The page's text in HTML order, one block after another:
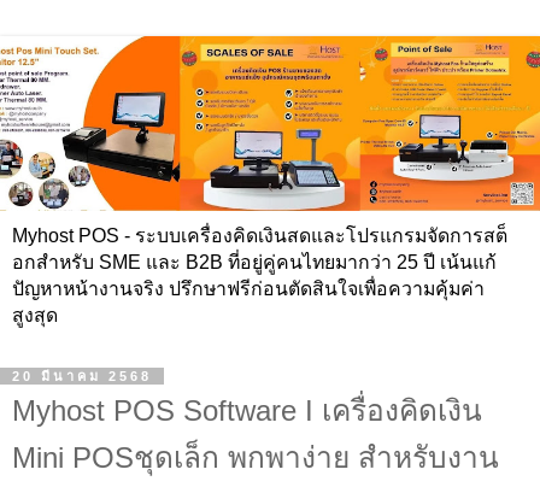
Myhost POS - ระบบเครื่องคิดเงินสดและโปรแกรมจัดการสต็
อกสำหรับ SME และ B2B ที่อยู่คู่คนไทยมากว่า 25 ปี เน้นแก้
ปัญหาหน้างานจริง ปรึกษาฟรีก่อนตัดสินใจเพื่อความคุ้มค่า
สูงสุด
20 มีนาคม 2568
Myhost POS Software I เครื่องคิดเงิน
Mini POSชุดเล็ก พกพาง่าย สำหรับงาน